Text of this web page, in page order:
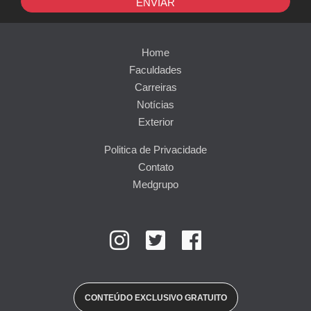
Home
Faculdades
Carreiras
Notícias
Exterior
Politica de Privacidade
Contato
Medgrupo
CONTEÚDO EXCLUSIVO GRATUITO